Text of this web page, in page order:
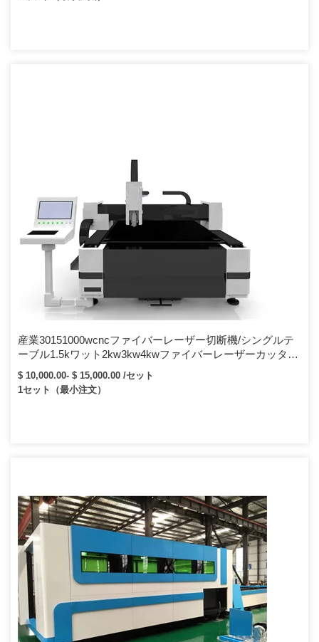
産業30151000wcncファイバーレーザー切断機/シングルテ
ーブル1.5kワット2kw3kw4kwファイバーレーザーカッター
装置
$ 10,000.00- $ 15,000.00 /セット
1セット（最小注文）